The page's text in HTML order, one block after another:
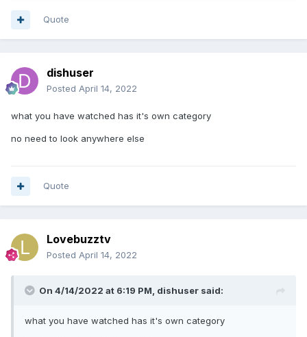
Quote
dishuser
Posted April 14, 2022
what you have watched has it's own category
no need to look anywhere else
Quote
Lovebuzztv
Posted April 14, 2022
On 4/14/2022 at 6:19 PM, dishuser said:
what you have watched has it's own category